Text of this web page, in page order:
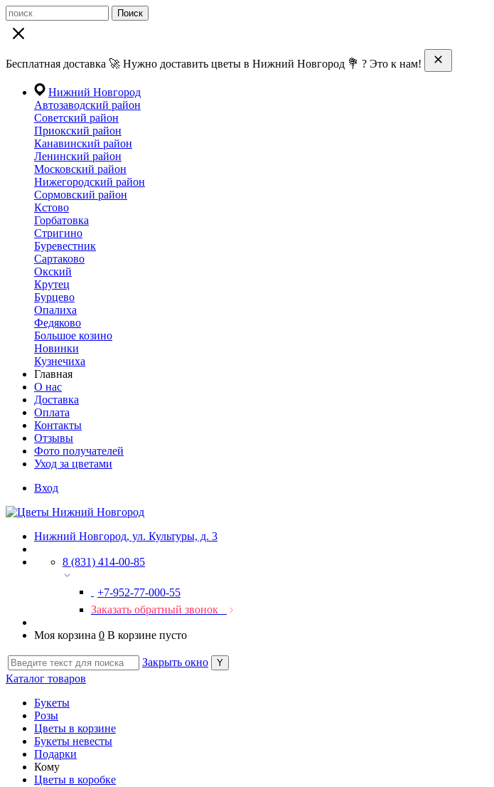
Поиск
Бесплатная доставка 🚀 Нужно доставить цветы в Нижний Новгород 💐 ? Это к нам!
Нижний Новгород
Автозаводский район
Советский район
Приокский район
Канавинский район
Ленинский район
Московский район
Нижегородский район
Сормовский район
Кстово
Горбатовка
Стригино
Буревестник
Сартаково
Окский
Крутец
Бурцево
Опалиха
Федяково
Большое козино
Новинки
Кузнечиха
Главная
О нас
Доставка
Оплата
Контакты
Отзывы
Фото получателей
Уход за цветами
Вход
Нижний Новгород, ул. Культуры, д. 3
8 (831) 414-00-85
+7-952-77-000-55
Заказать обратный звонок
Моя корзина 0 В корзине пусто
Закрыть окно
Каталог товаров
Букеты
Розы
Цветы в корзине
Букеты невесты
Подарки
Кому
Цветы в коробке